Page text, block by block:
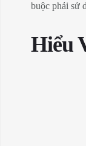
buộc phải sử
Hiểu